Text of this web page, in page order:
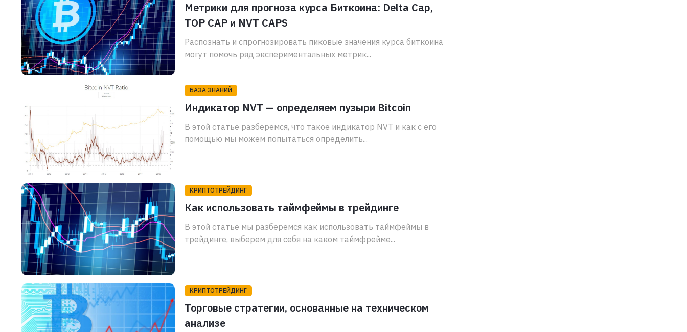
Метрики для прогноза курса Биткоина: Delta Cap,
TOP CAP и NVT CAPS
Распознать и спрогнозировать пиковые значения курса биткоина
могут помочь ряд экспериментальных метрик...
БАЗА ЗНАНИЙ
Индикатор NVT — определяем пузыри Bitcoin
В этой статье разберемся, что такое индикатор NVT и как с его
помощью мы можем попытаться определить...
КРИПТОТРЕЙДИНГ
Как использовать таймфеймы в трейдинге
В этой статье мы разберемся как использовать таймфеймы в
трейдинге, выберем для себя на каком таймфрейме...
КРИПТОТРЕЙДИНГ
Торговые стратегии, основанные на техническом
анализе